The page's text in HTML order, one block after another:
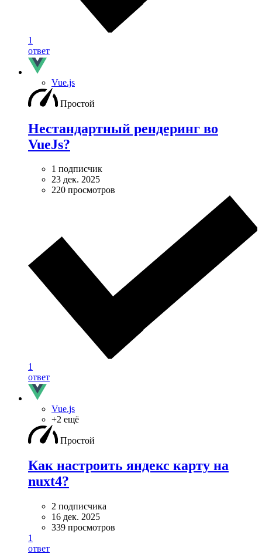
1
ответ
Vue.js
Простой
Нестандартный рендеринг во
VueJs?
1 подписчик
23 дек. 2025
220 просмотров
1
ответ
Vue.js
+2 ещё
Простой
Как настроить яндекс карту на
nuxt4?
2 подписчика
16 дек. 2025
339 просмотров
1
ответ